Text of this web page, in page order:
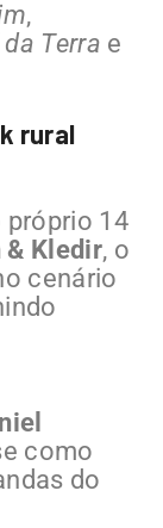
,
Terra e
rural
próprio 14
& Kledir, o
cenário
como
do